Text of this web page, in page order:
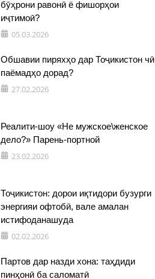
бӯҳрони равонӣ ё фишорҳои
иҷтимоӣ?
05.03.2026
Обшавии пиряхҳо дар Тоҷикистон чӣ
паёмадҳо дорад?
27.02.2026
Реалити-шоу «Не мужское\женское
дело?» Парень-портной
23.02.2026
Тоҷикистон: дорои иқтидори бузурги
энергияи офтобӣ, вале амалан
истифоданашуда
02.02.2026
Партов дар назди хона: таҳдиди
пинҳонӣ ба саломатӣ